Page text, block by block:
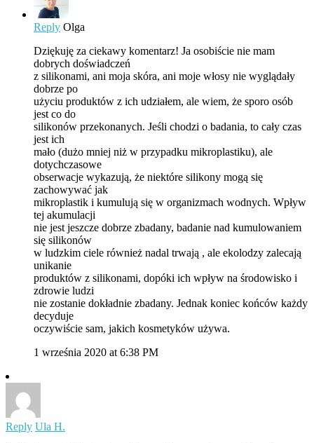
Reply Olga
Dziękuję za ciekawy komentarz! Ja osobiście nie mam
dobrych doświadczeń
z silikonami, ani moja skóra, ani moje włosy nie wyglądały
dobrze po
użyciu produktów z ich udziałem, ale wiem, że sporo osób
jest co do
silikonów przekonanych. Jeśli chodzi o badania, to cały czas
jest ich
mało (dużo mniej niż w przypadku mikroplastiku), ale
dotychczasowe
obserwacje wykazują, że niektóre silikony mogą się
zachowywać jak
mikroplastik i kumulują się w organizmach wodnych. Wpływ
tej akumulacji
nie jest jeszcze dobrze zbadany, badanie nad kumulowaniem
się silikonów
w ludzkim ciele również nadal trwają , ale ekolodzy zalecają
unikanie
produktów z silikonami, dopóki ich wpływ na środowisko i
zdrowie ludzi
nie zostanie dokładnie zbadany. Jednak koniec końców każdy
decyduje
oczywiście sam, jakich kosmetyków używa.
1 września 2020 at 6:38 PM
Reply Ula H.